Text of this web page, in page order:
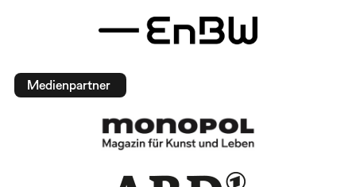
Medienpartner